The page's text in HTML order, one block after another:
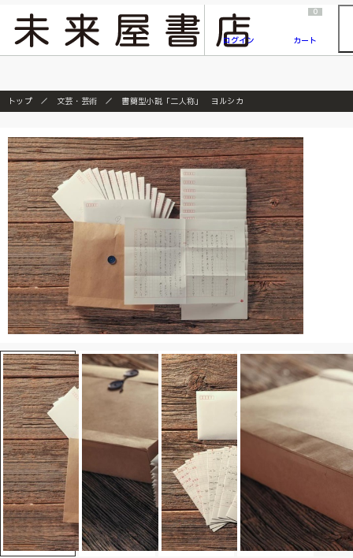
『ONE PIECE magazine 021 ONE PIECEカード付き同梱版』発売延期のご案内
ログイン
0
カート
トップ 文芸・芸術 書簡型小説「二人称」 ヨルシカ